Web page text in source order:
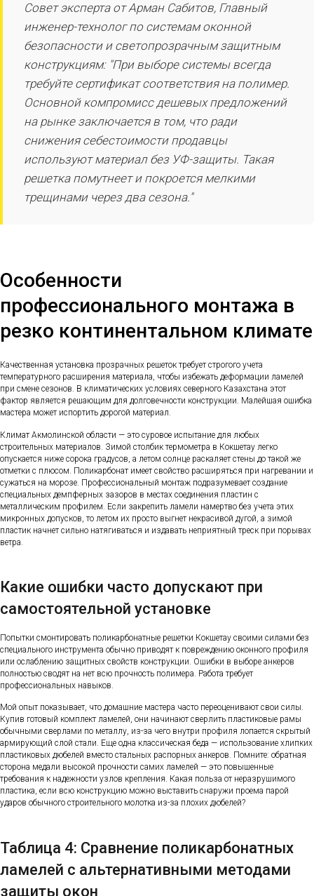
Совет эксперта от Арман Сабитов, Главный
инженер-технолог по системам оконной
безопасности и светопрозрачным защитным
конструкциям: "При выборе системы всегда
требуйте сертификат соответствия на полимер.
Основной компромисс дешевых предложений
на рынке заключается в том, что ради
снижения себестоимости продавцы
используют материал без УФ-защиты. Такая
решетка помутнеет и покроется мелкими
трещинами через два сезона."
Особенности
профессионального монтажа в
резко континентальном климате
Качественная установка прозрачных решеток требует строгого учета
температурного расширения материала, чтобы избежать деформации ламелей
при смене сезонов. В климатических условиях северного Казахстана этот
фактор является решающим для долговечности конструкции. Малейшая ошибка
мастера может испортить дорогой материал.
Климат Акмолинской области — это суровое испытание для любых
строительных материалов. Зимой столбик термометра в Кокшетау легко
опускается ниже сорока градусов, а летом солнце раскаляет стены до такой же
отметки с плюсом. Поликарбонат имеет свойство расширяться при нагревании и
сужаться на морозе. Профессиональный монтаж подразумевает создание
специальных демпферных зазоров в местах соединения пластин с
металлическим профилем. Если закрепить ламели намертво без учета этих
микронных допусков, то летом их просто выгнет некрасивой дугой, а зимой
пластик начнет сильно натягиваться и издавать неприятный треск при порывах
ветра.
Какие ошибки часто допускают при
самостоятельной установке
Попытки смонтировать поликарбонатные решетки Кокшетау своими силами без
специального инструмента обычно приводят к повреждению оконного профиля
или ослаблению защитных свойств конструкции. Ошибки в выборе анкеров
полностью сводят на нет всю прочность полимера. Работа требует
профессиональных навыков.
Мой опыт показывает, что домашние мастера часто переоценивают свои силы.
Купив готовый комплект ламелей, они начинают сверлить пластиковые рамы
обычными сверлами по металлу, из-за чего внутри профиля лопается скрытый
армирующий слой стали. Еще одна классическая беда — использование хлипких
пластиковых дюбелей вместо стальных распорных анкеров. Помните: обратная
сторона медали высокой прочности самих ламелей — это повышенные
требования к надежности узлов крепления. Какая польза от неразрушимого
пластика, если всю конструкцию можно выставить снаружи проема парой
ударов обычного строительного молотка из-за плохих дюбелей?
Таблица 4: Сравнение поликарбонатных
ламелей с альтернативными методами
защиты окон